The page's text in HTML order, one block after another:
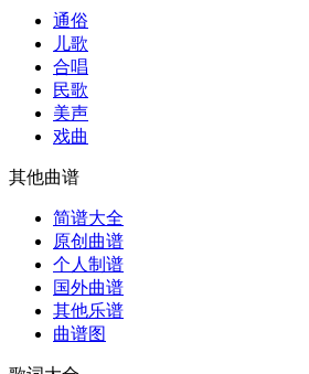
通俗
儿歌
合唱
民歌
美声
戏曲
其他曲谱
简谱大全
原创曲谱
个人制谱
国外曲谱
其他乐谱
曲谱图